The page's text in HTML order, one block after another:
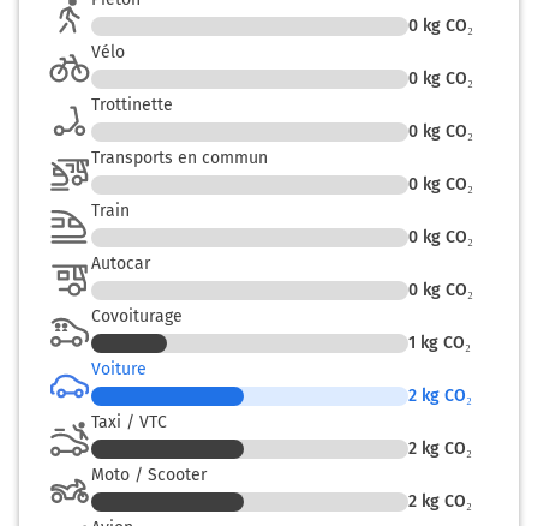
Tourner à gauche sur Rue de l'Église et continuer sur
180 mètres
Tourner à droite sur D768 et continuer sur 5 mètres
13,0 km
0h18 Feneu
49460
0 kg CO₂
Vélo
0 kg CO₂
Trottinette
0 kg CO₂
Transports en commun
0 kg CO₂
Train
0 kg CO₂
Autocar
0 kg CO₂
Covoiturage
1 kg CO₂
Voiture
2 kg CO₂
Taxi / VTC
2 kg CO₂
Moto / Scooter
2 kg CO₂